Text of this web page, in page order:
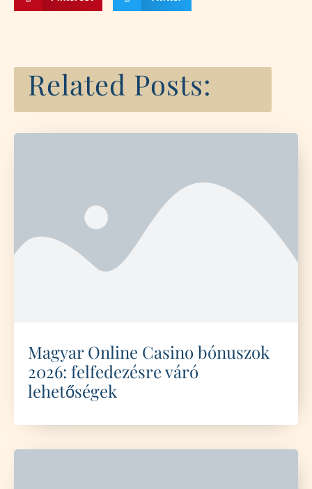
Related Posts:
Magyar Online Casino bónuszok
2026: felfedezésre váró
lehetőségek